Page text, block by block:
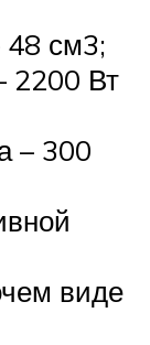
см3;
2200 Вт
– 300
виде